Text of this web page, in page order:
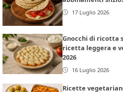
17 Luglio 2026
Gnocchi di ricotta
ricetta leggera e
2026
16 Luglio 2026
Ricette